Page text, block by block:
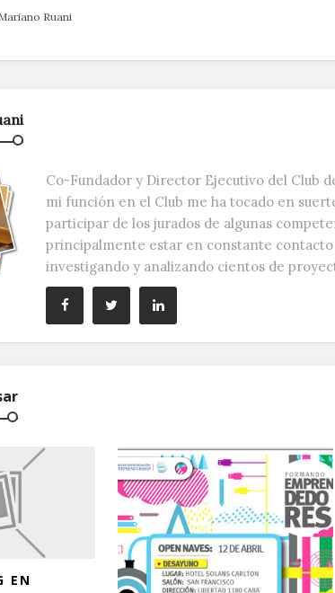
Ruani
Co-Fundador y Director Ejecutivo del Club
mi función en el Club me ha tocado en
participar de los jurados de algunas
principalmente estar en constante
investigando y analizando cientos de
EN